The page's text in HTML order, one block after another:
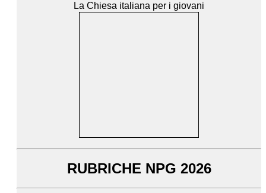
La Chiesa italiana per i giovani
RUBRICHE NPG 2026